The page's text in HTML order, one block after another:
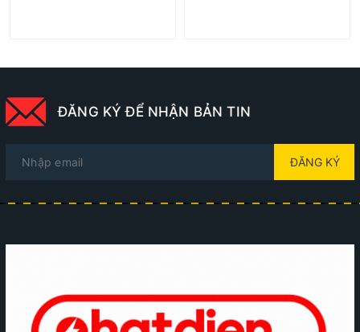
ĐĂNG KÝ ĐỂ NHẬN BẢN TIN
ĐĂNG KÝ